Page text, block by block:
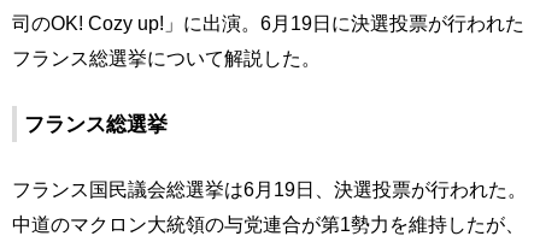
司のOK! Cozy up!」に出演。6月19日に決選投票が行われた
フランス総選挙について解説した。
フランス総選挙
フランス国民議会総選挙は6月19日、決選投票が行われた。
中道のマクロン大統領の与党連合が第1勢力を維持したが、